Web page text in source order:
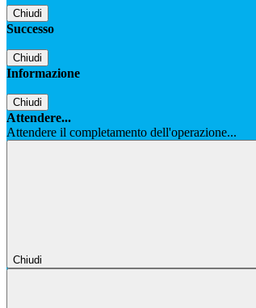
Chiudi
Successo
Chiudi
Informazione
Chiudi
Attendere...
Attendere il completamento dell'operazione...
Chiudi